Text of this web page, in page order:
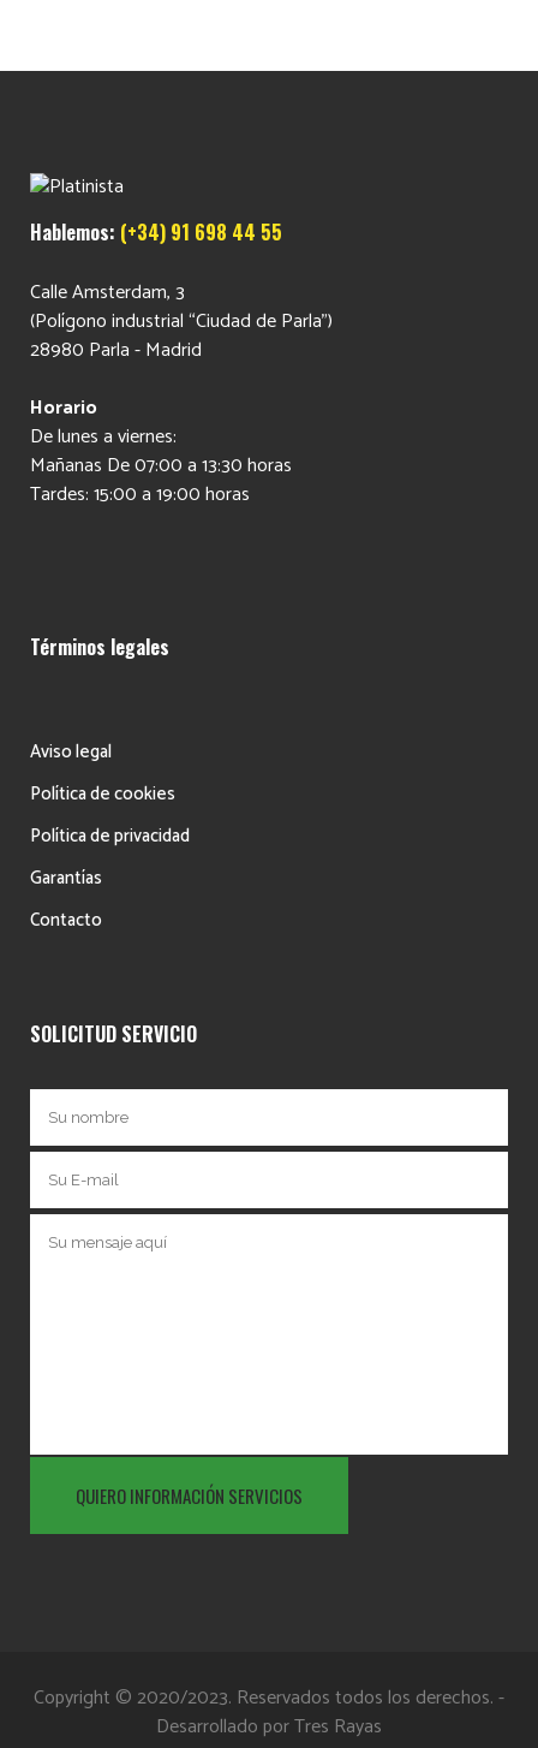
Hablemos: (+34) 91 698 44 55
Calle Amsterdam, 3
(Polígono industrial “Ciudad de Parla”)
28980 Parla - Madrid
Horario
De lunes a viernes:
Mañanas De 07:00 a 13:30 horas
Tardes: 15:00 a 19:00 horas
Términos legales
Aviso legal
Política de cookies
Política de privacidad
Garantías
Contacto
SOLICITUD SERVICIO
Copyright © 2020/2023. Reservados todos los derechos. -
Desarrollado porTres Rayas